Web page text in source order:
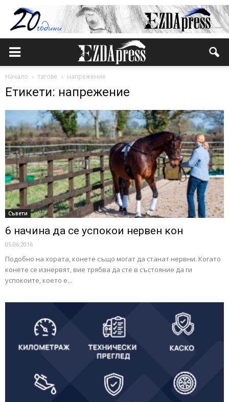
Начало тагове напрежение
Етикети: напрежение
Съвети
6 начина да се успокои нервен кон
05.06.2016
Подобно на хората, конете също могат да станат нервни. Когато
конете се изнервят, вие трябва да сте в състояние да ги
успокоите, което е...